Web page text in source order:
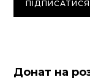
Донат на